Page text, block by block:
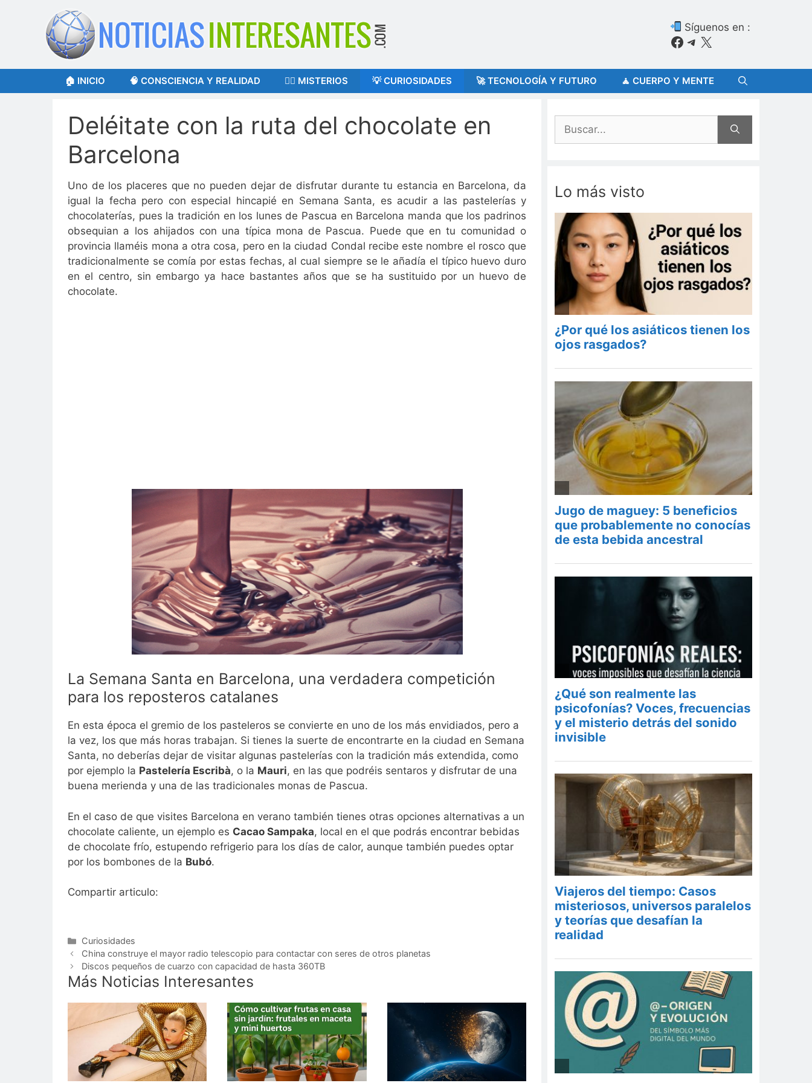
contenido
Síguenos en :
Facebook
Telegram
X
🏠 INICIO 🧠 CONSCIENCIA Y REALIDAD 🕵️‍♂️ MISTERIOS 💡 CURIOSIDADES 🚀 TECNOLOGÍA Y FUTURO 🧘 CUERPO Y MENTE
Deléitate con la ruta del chocolate en
Barcelona
Uno de los placeres que no pueden dejar de disfrutar durante tu estancia en Barcelona, da
igual la fecha pero con especial hincapié en Semana Santa, es acudir a las pastelerías y
chocolaterías, pues la tradición en los lunes de Pascua en Barcelona manda que los padrinos
obsequian a los ahijados con una típica mona de Pascua. Puede que en tu comunidad o
provincia llaméis mona a otra cosa, pero en la ciudad Condal recibe este nombre el rosco que
tradicionalmente se comía por estas fechas, al cual siempre se le añadía el típico huevo duro
en el centro, sin embargo ya hace bastantes años que se ha sustituido por un huevo de
chocolate.
La Semana Santa en Barcelona, una verdadera competición
para los reposteros catalanes
En esta época el gremio de los pasteleros se convierte en uno de los más envidiados, pero a
la vez, los que más horas trabajan. Si tienes la suerte de encontrarte en la ciudad en Semana
Santa, no deberías dejar de visitar algunas pastelerías con la tradición más extendida, como
por ejemplo la Pastelería Escribà, o la Mauri, en las que podréis sentaros y disfrutar de una
buena merienda y una de las tradicionales monas de Pascua.
En el caso de que visites Barcelona en verano también tienes otras opciones alternativas a un
chocolate caliente, un ejemplo es Cacao Sampaka, local en el que podrás encontrar bebidas
de chocolate frío, estupendo refrigerio para los días de calor, aunque también puedes optar
por los bombones de la Bubó.
Compartir articulo:
Categorías
Curiosidades
China construye el mayor radio telescopio para contactar con seres de otros planetas
Discos pequeños de cuarzo con capacidad de hasta 360TB
Más Noticias Interesantes
Buscar:
Lo más visto